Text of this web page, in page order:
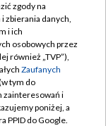
zgody na
zbierania danych,
i ich
osobowych przez
również „TVP”),
Zaufanych
tym do
zainteresowań i
poniżej, a
PPID do Google.